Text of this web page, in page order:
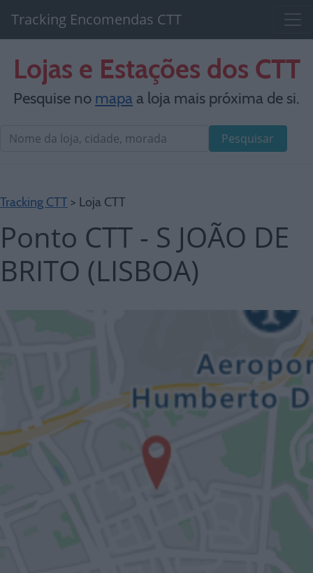
Tracking Encomendas CTT
Lojas e Estações dos CTT
Pesquise no mapaa loja mais próxima de si.
Pesquisar
Tracking CTT > Loja CTT
Ponto CTT - S JOÃO DE
BRITO (LISBOA)